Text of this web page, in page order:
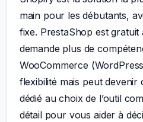
main pour les débutants,
fixe. PrestaShop est gratuit
demande plus de
WooCommerce
flexibilité mais peut devenir
dédié au choix de l’outil
détail pour vous aider à